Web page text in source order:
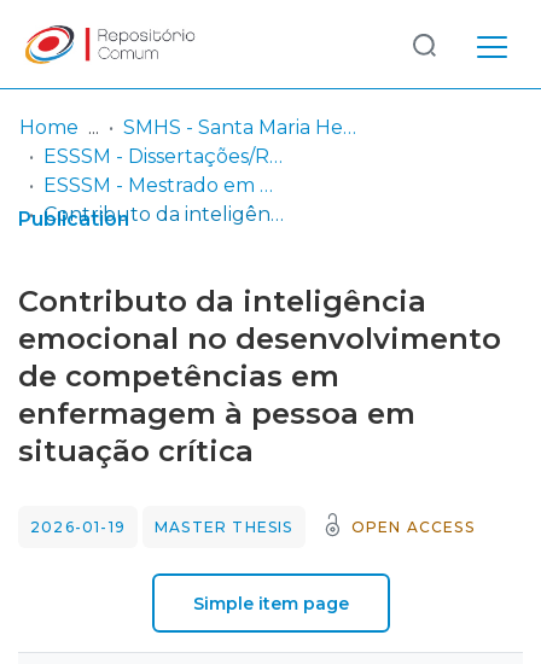
Communities
& Collections
Statistics
Log
In
(current)
Home
SMHS - Santa Maria Health School
ESSSM - Dissertações/Relatórios/Projetos de Mestrado
ESSSM - Mestrado em Enfermagem Médico-Cirúrgica
Contributo da inteligência emocional no desenvolvimento de competências em enfermagem à pessoa em situação crítica
Publication
Contributo da inteligência
emocional no desenvolvimento
de competências em
enfermagem à pessoa em
situação crítica
2026-01-19 MASTER THESIS OPEN ACCESS
Simple item page